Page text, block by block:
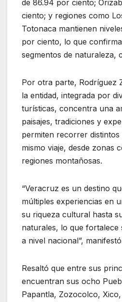
de 86.94 por ciento;
ciento; y regiones como
Totonaca mantienen
por ciento, lo que
segmentos de naturaleza,
Por otra parte, Rodríguez
la entidad, integrada por
turísticas, concentra una
paisajes, tradiciones y
permiten recorrer
mismo viaje, desde zonas
regiones montañosas.
“Veracruz es un destino
múltiples experiencias en
su riqueza cultural hasta
naturales, lo que fortalece
a nivel nacional”,
Resaltó que entre sus
encuentran sus ocho
Papantla, Zozocolco,